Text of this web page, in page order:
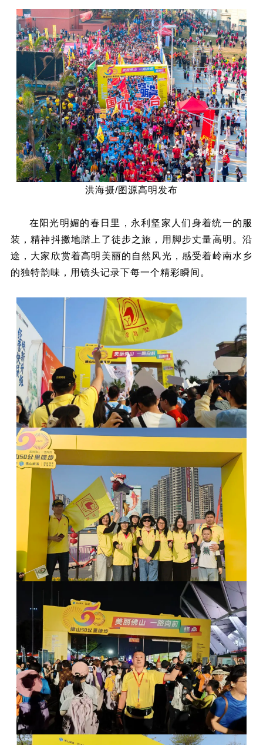
洪海摄/图源高明发布
在阳光明媚的春日里，永利坚家人们身着统一的服
装，精神抖擞地踏上了徒步之旅，用脚步丈量高明。沿
途，大家欣赏着高明美丽的自然风光，感受着岭南水乡
的独特韵味，用镜头记录下每一个精彩瞬间。